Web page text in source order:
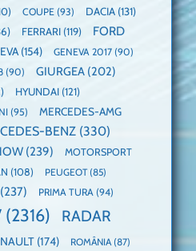
COUPE (93) DACIA (131)
FERRARI (119)
FORD
(154) GENEVA 2017 (90)
(90) GIURGEA (202)
HYUNDAI (121)
(95)
MERCEDES-AMG
BENZ (330)
(239)
MOTORSPORT
(108) PEUGEOT(85)
(237) PRIMA TURA (94)
(2316)
RADAR
(174) ROMÂNIA(87)